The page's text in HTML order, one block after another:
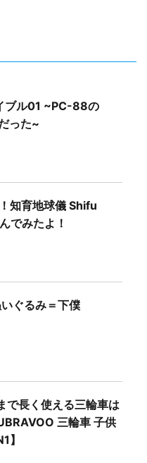
ブル01 ~PC-88の
った~
知育地球儀 Shifu
でみたよ！
ぐるみ＝下僕
で長く使える三輪車は
三輪車 子供
】